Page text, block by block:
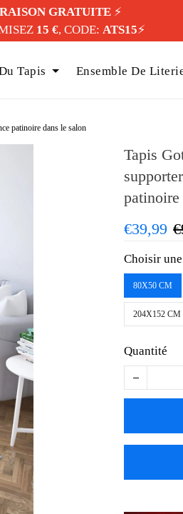
GRATUITE⚡️
15 €, CODE: ATS15⚡️
Tapis Ensemble De
patinoire dans le salon
Tapis
patinoire
€39,99
Choisir
80X50 CM
204X152 CM
Quantité